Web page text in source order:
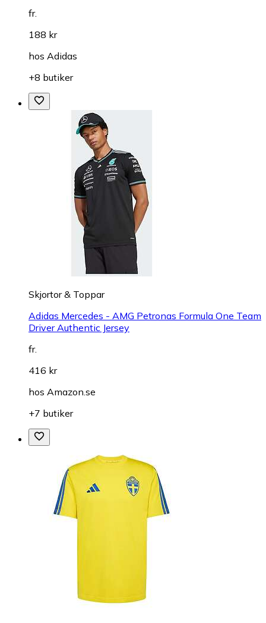
fr.
188 kr
hos Adidas
+8 butiker
Skjortor & Toppar
Adidas Mercedes - AMG Petronas Formula One Team
Driver Authentic Jersey
fr.
416 kr
hos Amazon.se
+7 butiker